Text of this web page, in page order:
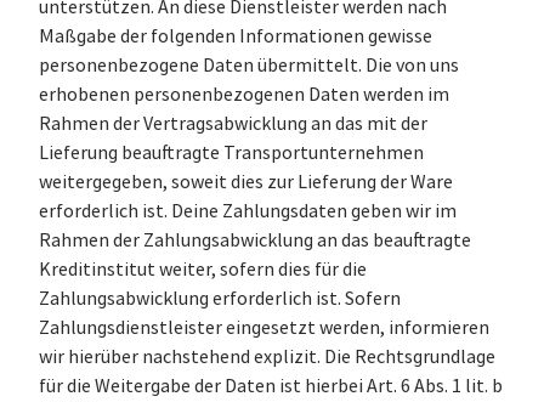
unterstützen. An diese Dienstleister werden nach
Maßgabe der folgenden Informationen gewisse
personenbezogene Daten übermittelt. Die von uns
erhobenen personenbezogenen Daten werden im
Rahmen der Vertragsabwicklung an das mit der
Lieferung beauftragte Transportunternehmen
weitergegeben, soweit dies zur Lieferung der Ware
erforderlich ist. Deine Zahlungsdaten geben wir im
Rahmen der Zahlungsabwicklung an das beauftragte
Kreditinstitut weiter, sofern dies für die
Zahlungsabwicklung erforderlich ist. Sofern
Zahlungsdienstleister eingesetzt werden, informieren
wir hierüber nachstehend explizit. Die Rechtsgrundlage
für die Weitergabe der Daten ist hierbei Art. 6 Abs. 1 lit. b